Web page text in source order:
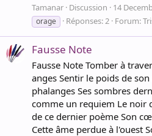
Tamanar Discussion 14
orage
Réponses: 2 Forum:
Fausse Note
Fausse Note Tomber à
anges Sentir le poids de
phalanges Ses sombres
comme un requiem Le noir
de ce dernier poème Son
Cette âme perdue à l'ouest